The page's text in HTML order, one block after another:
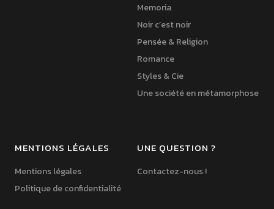
Memoria
Noir c’est noir
Pensée & Religion
Romance
Styles & Cie
Une société en métamorphose
MENTIONS LÉGALES
Mentions légales
Politique de confidentialité
UNE QUESTION ?
Contactez-nous !